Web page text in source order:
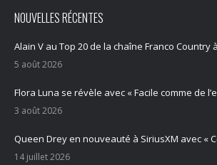
NOUVELLES RÉCENTES
Alain V au Top 20 de la chaîne Franco Country
5 août 2026
Flora Luna se révèle avec « Facile comme de
3 août 2026
Queen Drey en nouveauté à SiriusXM avec «
14 juillet 2026